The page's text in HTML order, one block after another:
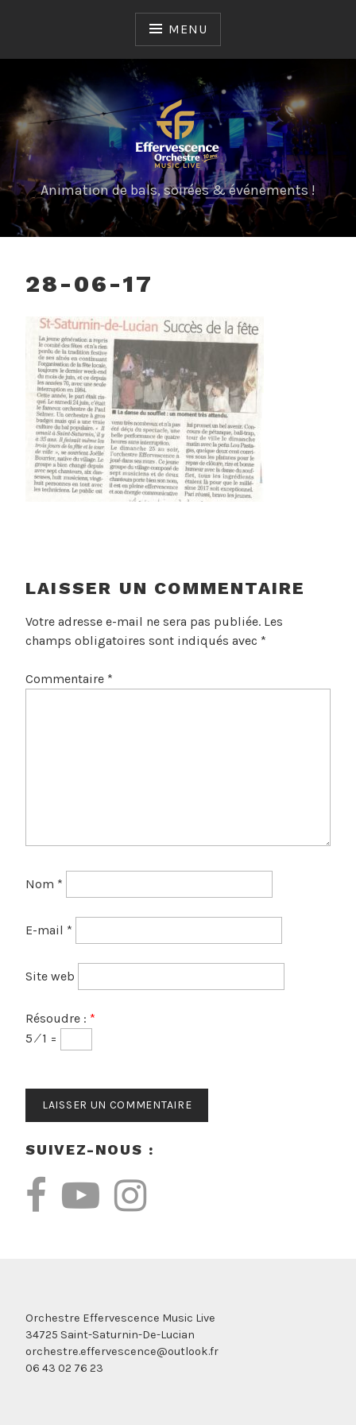
MENU
Animation de bals, soirées & événements !
28-06-17
LAISSER UN COMMENTAIRE
Votre adresse e-mail ne sera pas publiée. Les
champs obligatoires sont indiqués avec *
Commentaire *
Nom *
E-mail *
Site web
Résoudre : *
5 ⁄ 1 =
SUIVEZ-NOUS :
Orchestre Effervescence Music Live
34725 Saint-Saturnin-De-Lucian
orchestre.effervescence@outlook.fr
06 43 02 76 23